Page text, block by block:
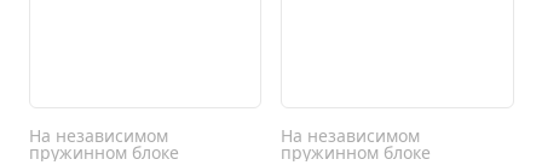
На независимом
пружинном блоке
На независимом
пружинном блоке